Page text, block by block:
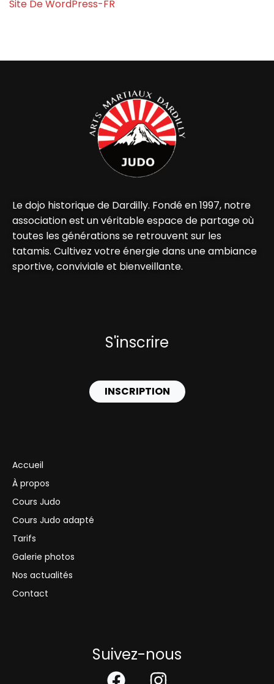
Site De WordPress-FR
Le dojo historique de Dardilly. Fondé en 1997, notre
association est un véritable espace de partage où
toutes les générations se retrouvent sur les
tatamis. Cultivez votre énergie dans une ambiance
sportive, conviviale et bienveillante.
S'inscrire
INSCRIPTION
Accueil
À propos
Cours Judo
Cours Judo adapté
Tarifs
Galerie photos
Nos actualités
Contact
Suivez-nous